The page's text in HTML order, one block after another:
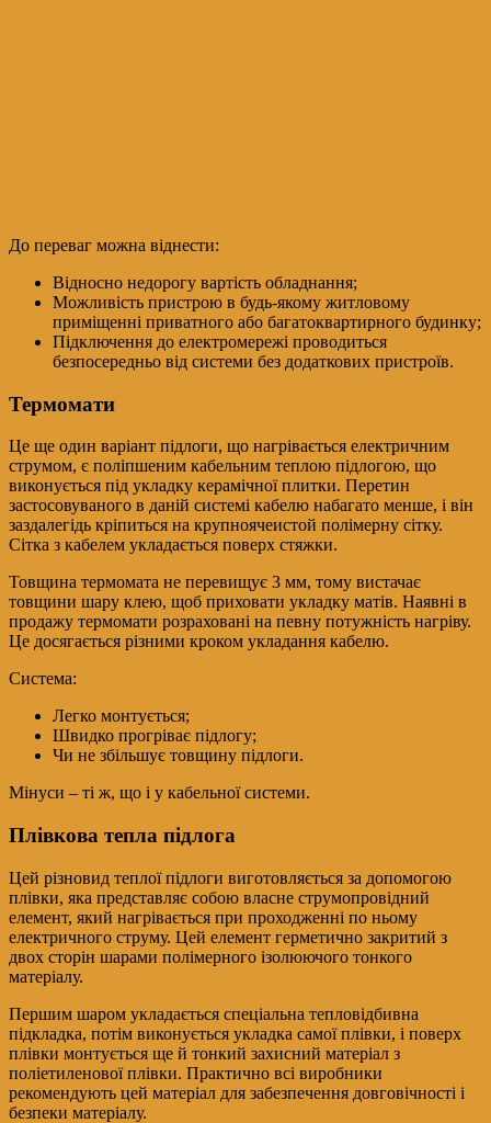
До переваг можна віднести:
Відносно недорогу вартість обладнання;
Можливість пристрою в будь-якому житловому
приміщенні приватного або багатоквартирного будинку;
Підключення до електромережі проводиться
безпосередньо від системи без додаткових пристроїв.
Термомати
Це ще один варіант підлоги, що нагрівається електричним
струмом, є поліпшеним кабельним теплою підлогою, що
виконується під укладку керамічної плитки. Перетин
застосовуваного в даній системі кабелю набагато менше, і він
заздалегідь кріпиться на крупноячеистой полімерну сітку.
Сітка з кабелем укладається поверх стяжки.
Товщина термомата не перевищує 3 мм, тому вистачає
товщини шару клею, щоб приховати укладку матів. Наявні в
продажу термомати розраховані на певну потужність нагріву.
Це досягається різними кроком укладання кабелю.
Система:
Легко монтується;
Швидко прогріває підлогу;
Чи не збільшує товщину підлоги.
Мінуси – ті ж, що і у кабельної системи.
Плівкова тепла підлога
Цей різновид теплої підлоги виготовляється за допомогою
плівки, яка представляє собою власне струмопровідний
елемент, який нагрівається при проходженні по ньому
електричного струму. Цей елемент герметично закритий з
двох сторін шарами полімерного ізолюючого тонкого
матеріалу.
Першим шаром укладається спеціальна тепловідбивна
підкладка, потім виконується укладка самої плівки, і поверх
плівки монтується ще й тонкий захисний матеріал з
поліетиленової плівки. Практично всі виробники
рекомендують цей матеріал для забезпечення довговічності і
безпеки матеріалу.